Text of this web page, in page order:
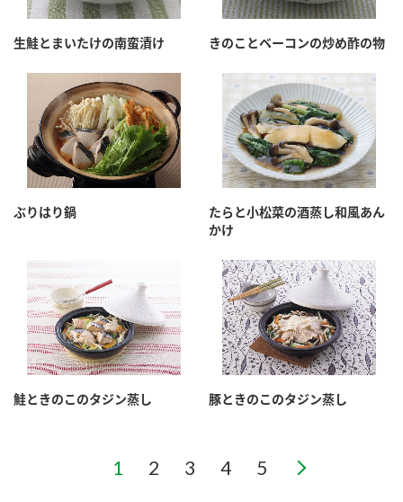
生鮭とまいたけの南蛮漬け きのことベーコンの炒め酢の物
ぶりはり鍋
たらと小松菜の酒蒸し和風あん
かけ
鮭ときのこのタジン蒸し 豚ときのこのタジン蒸し